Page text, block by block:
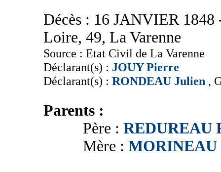
Décès : 16 JANVIER 1848
Loire, 49, La Varenne
Source : Etat Civil de La Varenne
Déclarant(s) : JOUY Pierre
Déclarant(s) : RONDEAU Julien ,
Parents :
Père : REDUREAU
Mère :